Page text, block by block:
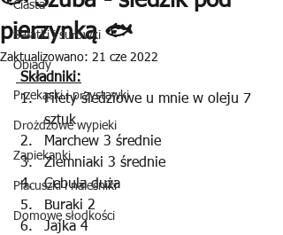
Ciasta
Sałatki i surówki
Obiady
Przekąski i przystawki
Drożdżowe wypieki
Zapiekanki
Placuszki i naleśniki
Domowe słodkości
pierzynką 🐟
Zaktualizowano: 21 cze 2022
Składniki:
Filety śledziowe u mnie w oleju 7
sztuk
Marchew 3 średnie
Ziemniaki 3 średnie
Cebula duża
Buraki 2
Jajka 4